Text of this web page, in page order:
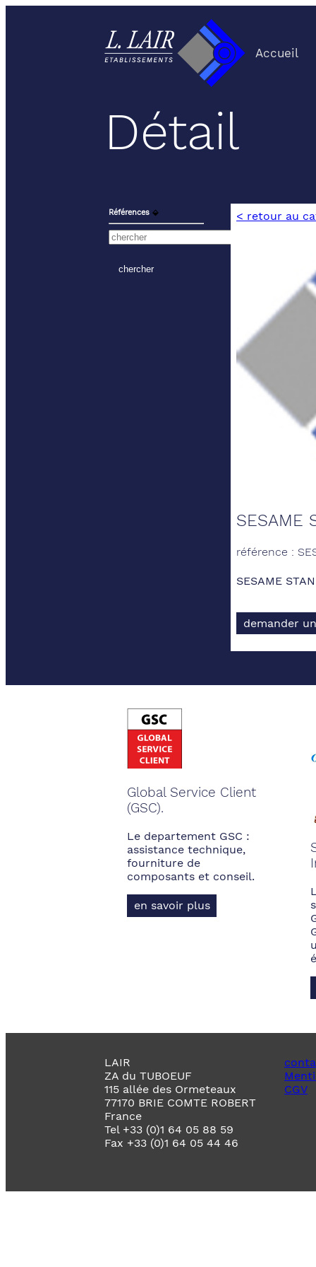
Accueil
Détail
Références ⬙ < retour au
SESAME
référence :
SESAME
demander
Global Service Client
(GSC).
Le departement GSC :
assistance technique,
fourniture de
composants et conseil.
en savoir plus
LAIR
ZA du TUBOEUF
115 allée des Ormeteaux
77170 BRIE COMTE ROBERT
France
Tel +33 (0)1 64 05 88 59
Fax +33 (0)1 64 05 44 46
CGV